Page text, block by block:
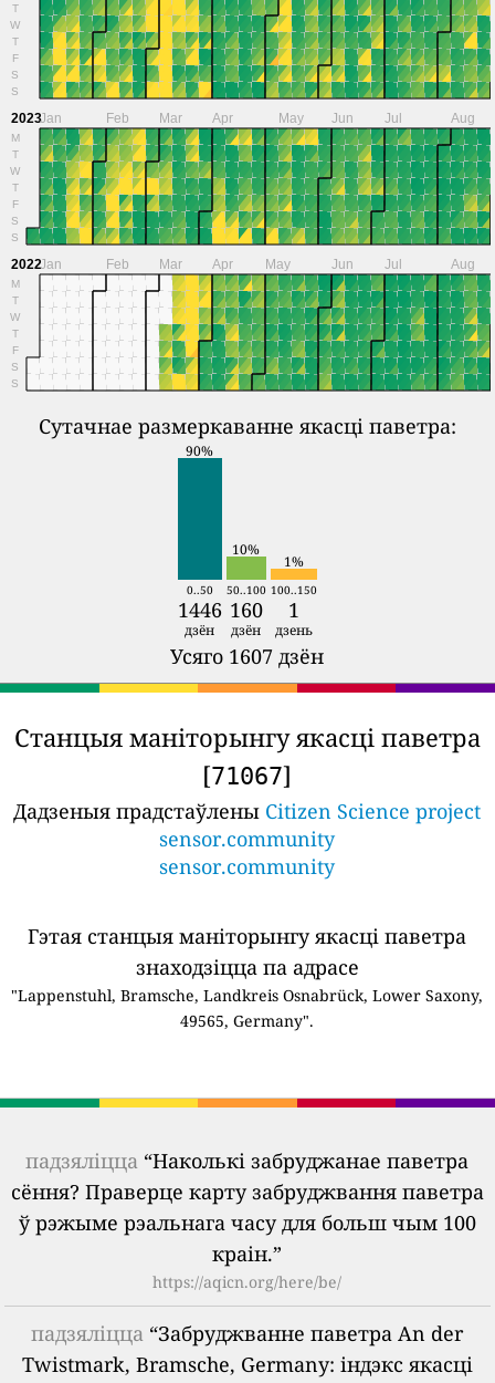
T
W
T
F
S
S
2023
M
T
W
T
F
S
S
Jan Feb Mar Apr May Jun Jul Aug
2022
M
T
W
T
F
S
S
Jan Feb Mar Apr May Jun Jul Aug
Сутачнае размеркаванне якасці паветра:
90%
10%
1%
0..50 50..100 100..150
1446 160 1
дзён дзён дзень
Усяго 1607 дзён
Станцыя маніторынгу якасці паветра
[71067]
Дадзеныя прадстаўлены Citizen Science project
sensor.community
sensor.community
Гэтая станцыя маніторынгу якасці паветра
знаходзіцца па адрасе
"Lappenstuhl, Bramsche, Landkreis Osnabrück, Lower Saxony,
49565, Germany".
падзяліцца “Наколькі забруджанае паветра
сёння? Праверце карту забруджвання паветра
ў рэжыме рэальнага часу для больш чым 100
краін.”
https://aqicn.org/here/be/
падзяліцца “Забруджванне паветра An der
Twistmark, Bramsche, Germany: індэкс якасці